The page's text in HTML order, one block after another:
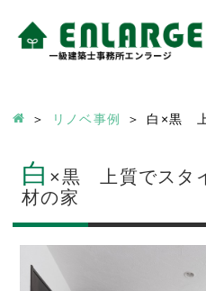
リノベ事例 白×黒 上
白 ×黒 上質でスタ
材の家